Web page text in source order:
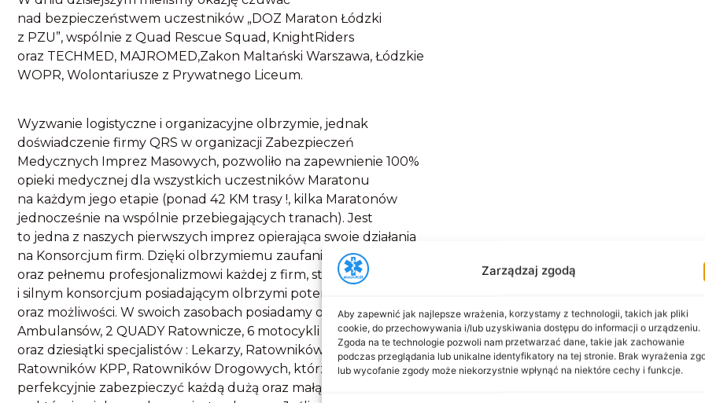
Zarządzaj zgodą
Aby zapewnić jak najlepsze wrażenia, korzystamy z technologii, takich jak pliki
cookie, do przechowywania i/lub uzyskiwania dostępu do informacji o urządzeniu.
Zgoda na te technologie pozwoli nam przetwarzać dane, takie jak zachowanie
podczas przeglądania lub unikalne identyfikatory na tej stronie. Brak wyrażenia
lub wycofanie zgody może niekorzystnie wpłynąć na niektóre cechy i funkcje.
nad bezpieczeństwem uczestników „DOZ Maraton Łódzki
z PZU”, wspólnie z Quad Rescue Squad, KnightRiders
oraz TECHMED, MAJROMED,Zakon Maltański Warszawa, Łódzkie
WOPR, Wolontariusze z Prywatnego Liceum.
Wyzwanie logistyczne i organizacyjne olbrzymie, jednak
doświadczenie firmy QRS w organizacji Zabezpieczeń
Medycznych Imprez Masowych, pozwoliło na zapewnienie 100%
opieki medycznej dla wszystkich uczestników Maratonu
na każdym jego etapie (ponad 42 KM trasy !, kilka Maratonów
jednocześnie na wspólnie przebiegających tranach). Jest
to jedna z naszych pierwszych imprez opierająca swoje działania
na Konsorcjum firm. Dzięki olbrzymiemu zaufaniu do siebie
oraz pełnemu profesjonalizmowi każdej z firm, stajemy się dużym
i silnym konsorcjum posiadającym olbrzymi potencjał
oraz możliwości. W swoich zasobach posiadamy obecnie : 6
Ambulansów, 2 QUADY Ratownicze, 6 motocykli Ratowniczych,
oraz dziesiątki specjalistów : Lekarzy, Ratowników Medycznych,
Ratowników KPP, Ratowników Drogowych, którzy są w stanie
perfekcyjnie zabezpieczyć każdą dużą oraz małą imprezę,